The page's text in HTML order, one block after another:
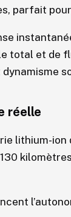
parfait
total et de
réelle
lithium-